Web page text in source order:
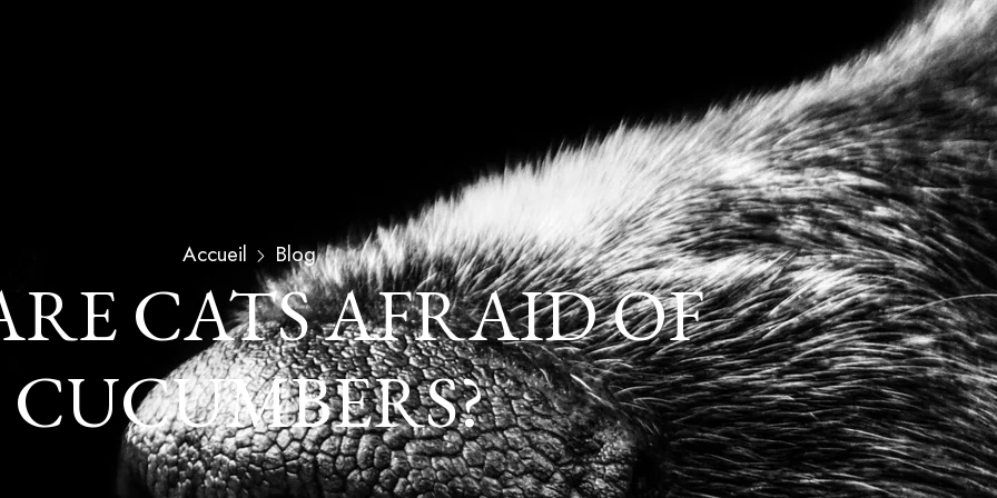
Accueil Blog
CATS AFRAID OF
CUCUMBERS?